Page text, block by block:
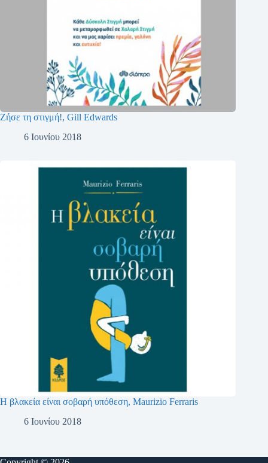
Ζήσε τη στιγμή!, Gill Edwards
6 Ιουνίου 2018
Η βλακεία είναι σοβαρή υπόθεση, Maurizio Ferraris
6 Ιουνίου 2018